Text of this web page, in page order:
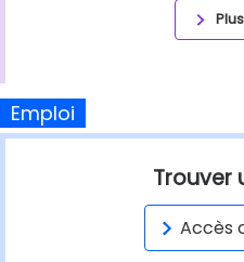
Emploi
Trouver
Accès